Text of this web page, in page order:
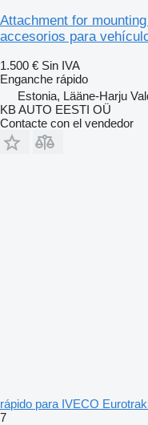
Attachment for
accesorios para
1.500 € Sin IVA
Enganche rápido
Estonia, Lääne-Harju
KB AUTO EESTI OÜ
Contacte con el vendedor
rápido para IVECO
7